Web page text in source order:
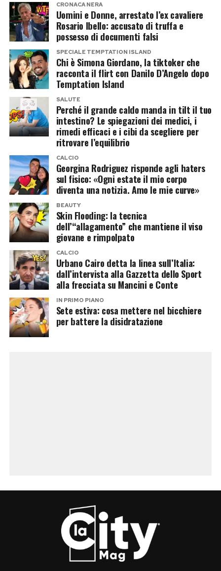
CRONACA NERA
Uomini e Donne, arrestato l’ex cavaliere
Rosario Ibello: accusato di truffa e
possesso di documenti falsi
SPECIALE TEMPTATION ISLAND
Chi è Simona Giordano, la tiktoker che
racconta il flirt con Danilo D’Angelo dopo
Temptation Island
SALUTE
Perché il grande caldo manda in tilt il tuo
intestino? Le spiegazioni dei medici, i
rimedi efficaci e i cibi da scegliere per
ritrovare l’equilibrio
CALCIO
Georgina Rodriguez risponde agli haters
sul fisico: «Ogni estate il mio corpo
diventa una notizia. Amo le mie curve»
BEAUTY
Skin Flooding: la tecnica
dell’“allagamento” che mantiene il viso
giovane e rimpolpato
CALCIO
Urbano Cairo detta la linea sull’Italia:
dall’intervista alla Gazzetta dello Sport
alla frecciata su Mancini e Conte
IN PRIMO PIANO
Sete estiva: cosa mettere nel bicchiere
per battere la disidratazione